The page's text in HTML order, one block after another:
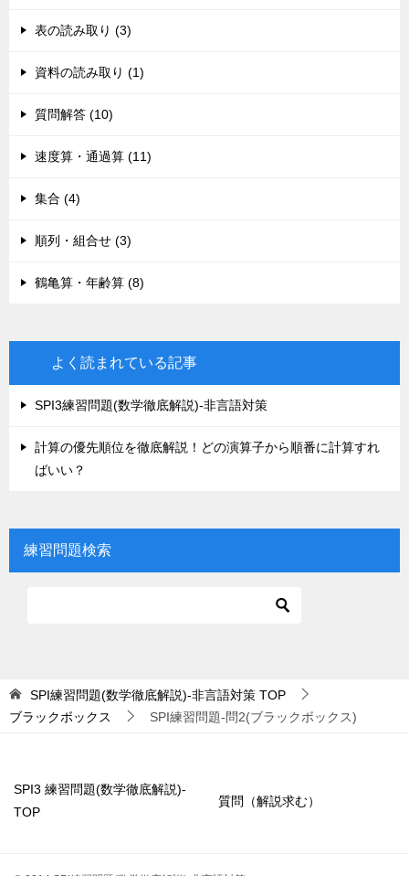
表の読み取り (3)
資料の読み取り (1)
質問解答 (10)
速度算・通過算 (11)
集合 (4)
順列・組合せ (3)
鶴亀算・年齢算 (8)
よく読まれている記事
SPI3練習問題(数学徹底解説)-非言語対策
計算の優先順位を徹底解説！どの演算子から順番に計算すれ
ばいい？
練習問題検索
SPI練習問題(数学徹底解説)-非言語対策 TOP
ブラックボックス
SPI練習問題-問2(ブラックボックス)
SPI3 練習問題(数学徹底解説)-
TOP
質問（解説求む）